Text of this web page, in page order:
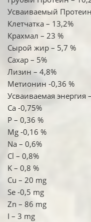
Усваиваемый
Клетчатка – 13,2%
Крахмал – 23 %
Сырой жир – 5,7 %
Сахар – 5%
Лизин – 4,8%
Метионин -0,36 %
Усваиваемая
Са -0,75%
Р – 0,36 %
Mg -0,16 %
Na – 0,6%
Cl – 0,8%
K – 0,8 %
Cu – 20 mg
Se -0,5 mg
Zn – 86 mg
I – 3 mg